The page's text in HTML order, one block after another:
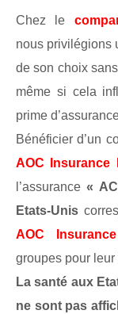
Chez le
nous privilégions
de son choix
même si cela
prime
Bénéficier d’un
AOC Insurance
l’assurance«
Etats-Unis
AOC
groupes pour
La santé aux
ne sont pas